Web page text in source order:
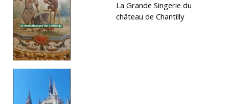
La Grande Singerie du
château de Chantilly